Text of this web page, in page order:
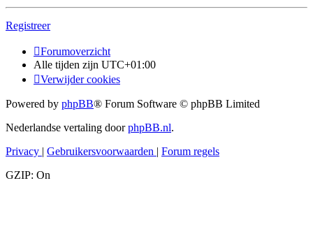
Registreer
Forumoverzicht
Alle tijden zijn UTC+01:00
Verwijder cookies
Powered by phpBB® Forum Software © phpBB Limited
Nederlandse vertaling doorphpBB.nl.
Privacy | Gebruikersvoorwaarden | Forum regels
GZIP: On